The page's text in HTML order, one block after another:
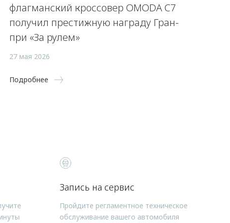
флагманский кроссовер OMODA C7
получил престижную награду Гран-
при «За рулем»
27 мая 2026
Подробнее
Запись на сервис
Пройдите регламентное техническое
обслуживание вашего автомобиля